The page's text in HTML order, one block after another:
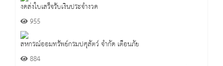
งดส่งใบเสร็จรับเงินประจำงวด
955
สหกรณ์ออมทรัพย์กรมปศุสัตว์ จำกัด เตือนภัย
884